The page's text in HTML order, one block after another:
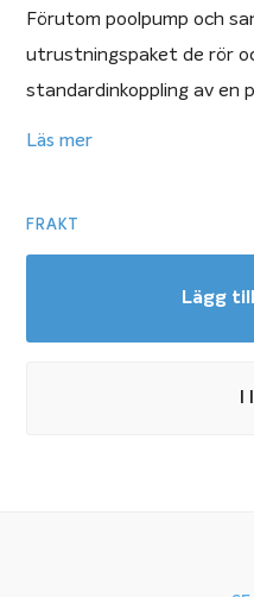
Förutom poolpump och
utrustningspaket de rör
standardinkoppling av en
startpaketet av
Innehåll i Trendline 30
Pump Hayward Star 0,36
Läs mer
FRAKT
Lägg
I